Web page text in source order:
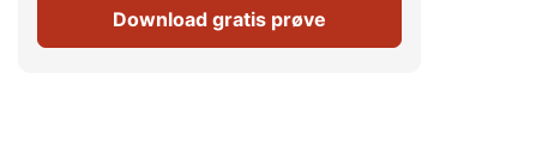
Download gratis prøve